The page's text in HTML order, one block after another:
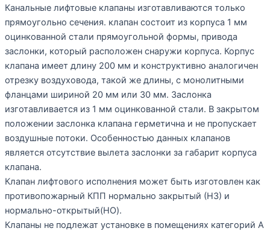
Канальные лифтовые клапаны изготавливаются только
прямоугольно сечения. клапан состоит из корпуса 1 мм
оцинкованной стали прямоугольной формы, привода
заслонки, который расположен снаружи корпуса. Корпус
клапана имеет длину 200 мм и конструктивно аналогичен
отрезку воздуховода, такой же длины, с монолитными
фланцами шириной 20 мм или 30 мм. Заслонка
изготавливается из 1 мм оцинкованной стали. В закрытом
положении заслонка клапана герметична и не пропускает
воздушные потоки. Особенностью данных клапанов
является отсутствие вылета заслонки за габарит корпуса
клапана.
Клапан лифтового исполнения может быть изготовлен как
противопожарный КПП нормально закрытый (НЗ) и
нормально-открытый(НО).
Клапаны не подлежат установке в помещениях категорий А